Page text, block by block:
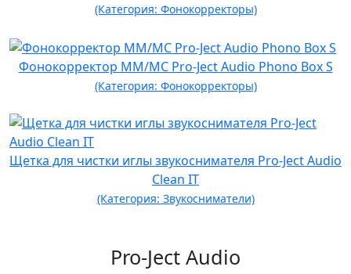
(Категория: Фонокорректоры)
Фонокорректор MM/MC Pro-Ject Audio Phono Box S
(Категория: Фонокорректоры)
Щетка для чистки иглы звукоснимателя Pro-Ject Audio
Clean IT
(Категория: Звукосниматели)
Pro-Ject Audio